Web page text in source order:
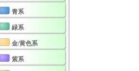
青系
緑系
金/黄色系
紫系